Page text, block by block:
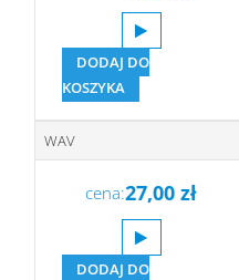
DODAJ DO
KOSZYKA
WAV
cena:27,00zł
DODAJ DO